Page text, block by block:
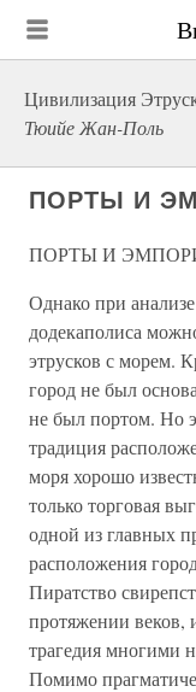
Цивилизация
Тюийе Жан-Поль
ПОРТЫ И
ПОРТЫ И
Однако при
додекаполиса
этрусков с морем.
город не был
не был портом. Но
традиция
моря хорошо
только торговая
одной из главных
расположения
Пиратство
протяжении веков,
трагедия многими
Помимо